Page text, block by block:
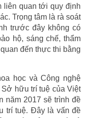
liên quan tới quy định
Trọng tâm là rà soát
trước đây không có
hộ, sáng chế, thẩm
đến thực thi bằng
học và Công nghệ
Sở hữu trí tuệ của Việt
năm 2017 sẽ trình đề
trí tuệ. Đây là vấn đề